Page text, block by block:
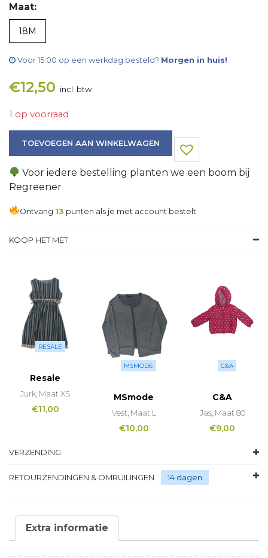
Maat:
18M
Voor 15:00 op een werkdag besteld? Morgen in huis!
€12,50 incl. btw
1 op voorraad
TOEVOEGEN AAN WINKELWAGEN
Voor iedere bestelling planten we een boom bij
Regreener
Ontvang 13 punten als je met account bestelt.
KOOP HET MET
RESALE
Resale
Jurk, Maat XS
€11,00
MSMODE
MSmode
Vest, Maat L
€10,00
C&A
C&A
Jas, Maat 80
€9,00
VERZENDING
RETOURZENDINGEN & OMRUILINGEN 14 dagen
Extra informatie